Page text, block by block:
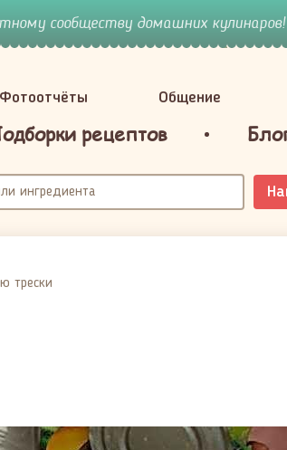
сообществу домашних кулинаров!
Фотоотчёты Общение
рецептов
трески